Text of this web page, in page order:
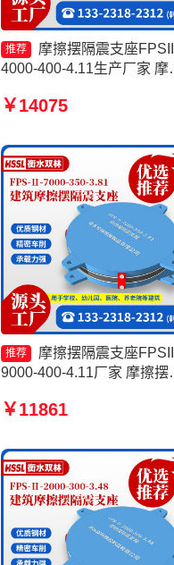
推荐
摩擦摆隔震支座
4000-400-4.11生产厂家 摩
支座FPSII-4000-300-3.48
400-4.11源头工厂
￥14075
推荐
摩擦摆隔震支座
9000-400-4.11厂家 摩擦摆
生产厂家 摩擦摆式减隔震
￥11861